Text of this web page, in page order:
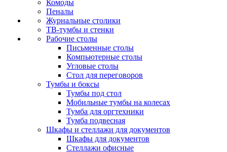
Комоды
Пеналы
Журнальные столики
ТВ‑тумбы и стенки
Рабочие столы
Письменные столы
Компьютерные столы
Угловые столы
Стол для переговоров
Тумбы и боксы
Тумбы под стол
Мобильные тумбы на колесах
Тумба для оргтехники
Тумба подвесная
Шкафы и стеллажи для документов
Шкафы для документов
Стеллажи офисные